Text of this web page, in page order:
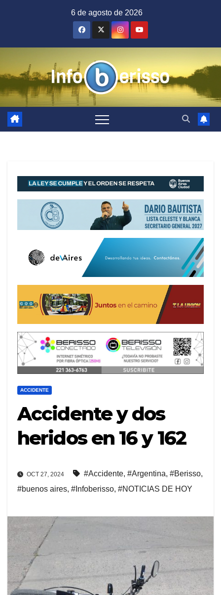
6 de agosto de 2026
ACCIDENTE
Accidente y dos
heridos en 16 y 162
OCT 27, 2024 #Accidente, #Argentina, #Berisso,
#buenos aires, #Infoberisso, #NOTICIAS DE HOY